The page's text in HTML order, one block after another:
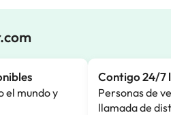
el mundo y
Contigo 24/7
Personas de
llamada de